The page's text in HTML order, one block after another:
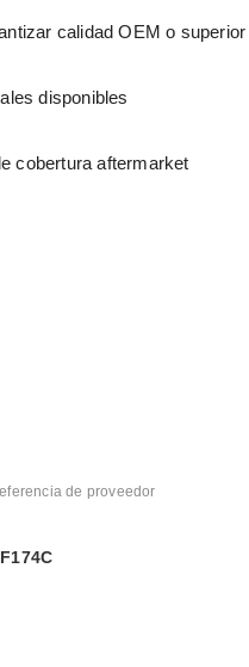
calidad OEM o superior
disponibles
cobertura aftermarket
de proveedor